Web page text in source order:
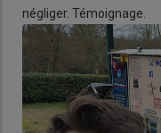
négliger. Témoignage.